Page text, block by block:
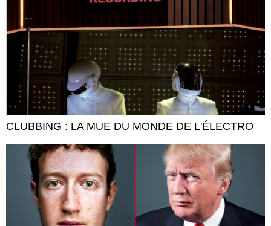
CLUBBING : LA MUE DU MONDE DE L'ÉLECTRO